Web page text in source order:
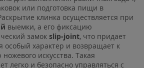
или подготовка пищи в
клинка осуществляется при
выемки, а его фиксацию
замок slip-joint, что придает
особый характер и возвращает к
искусства. Такая
легко и безопасно управляться с